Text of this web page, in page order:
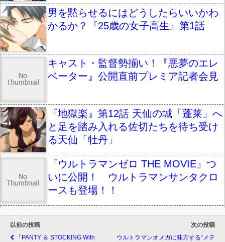
男を黙らせるにはどうしたらいいかわ
かるか？『25歳の女子高生』第1話
キャスト・監督勢揃い！『悪夢のエレ
ベーター』公開直前プレミア記者会見
『地獄楽』第12話 天仙の城「蓬莱」へ
と足を踏み入れる佐切たちを待ち受け
る天仙「牡丹」
『ウルトラマンゼロ THE MOVIE』つ
いに公開！ ウルトラマンサンタクロ
ースも登場！！
以前の投稿
『PANTY ＆ STOCKING With
次の投稿
ウルトラマンオメガに味方する“メテ